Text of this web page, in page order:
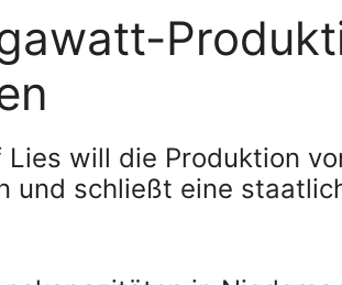
will die Produktion
und schließt eine